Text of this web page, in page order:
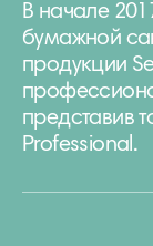
В начале
бумажной
продукции
представив
Professional.